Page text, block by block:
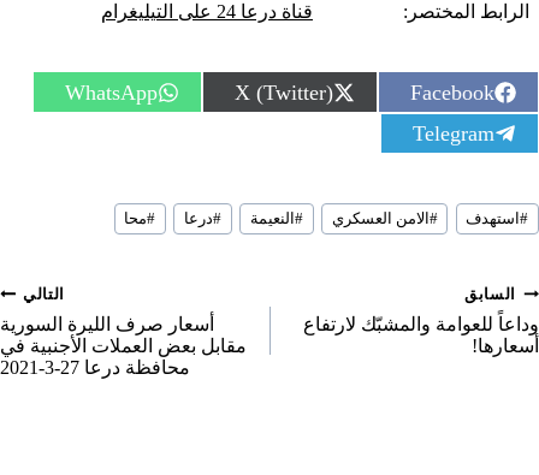
الرابط المختصر: قناة درعا 24 على التيليغرام
S
h
a
r
o
n
Facebook
S
h
o
n
X (Twitter)
S
h
o
n
WhatsApp
S
h
r
e
o
Telegram
وسوم
المقال:
#استهدف #الامن العسكري #النعيمة #درعا #محا
تصفّح
المقالات
السابق
وداعاً للعوامة والمشبّك لارتفاع
أسعارها!
التالي
أسعار صرف الليرة السورية
مقابل بعض العملات الأجنبية في
محافظة درعا 27-3-2021